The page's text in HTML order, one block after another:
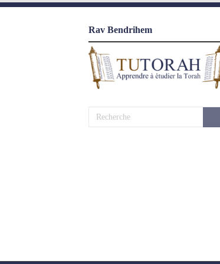
Rav Bendrihem